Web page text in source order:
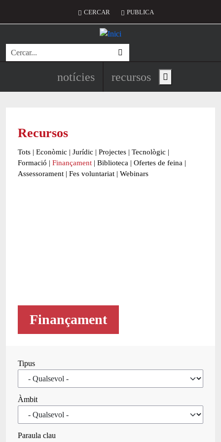
Menú del compte d'usuari
CERCAR PUBLICA
Cerca
Navegació principal de
notícies recursos Show main menu
Recursos
Tots | Econòmic | Jurídic | Projectes | Tecnològic |
Formació | Finançament | Biblioteca | Ofertes de feina |
Assessorament | Fes voluntariat | Webinars
Finançament
Tipus
Àmbit
Paraula clau